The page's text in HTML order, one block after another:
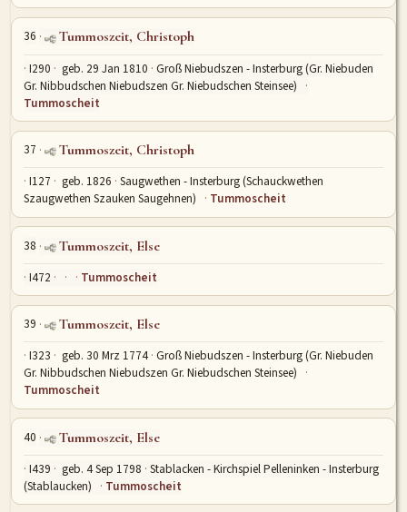
36 Tummoszeit, Christoph
I290 geb. 29 Jan 1810 Groß Niebudszen - Insterburg (Gr. Niebuden
Gr. Nibbudschen Niebudszen Gr. Niebudschen Steinsee)
Tummoscheit
37 Tummoszeit, Christoph
I127 geb. 1826 Saugwethen - Insterburg (Schauckwethen
Szaugwethen Szauken Saugehnen)
Tummoscheit
38 Tummoszeit, Else
I472 Tummoscheit
39 Tummoszeit, Else
I323 geb. 30 Mrz 1774 Groß Niebudszen - Insterburg (Gr. Niebuden
Gr. Nibbudschen Niebudszen Gr. Niebudschen Steinsee)
Tummoscheit
40 Tummoszeit, Else
I439 geb. 4 Sep 1798 Stablacken - Kirchspiel Pelleninken - Insterburg
(Stablaucken)
Tummoscheit